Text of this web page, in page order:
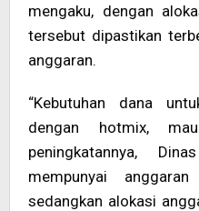
mengaku, dengan
tersebut dipastikan
anggaran.
“Kebutuhan dana
dengan hotmix,
peningkatannya,
mempunyai
sedangkan alokasi